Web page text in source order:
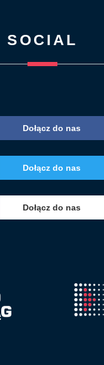
SOCIAL
Dołącz do nas
Dołącz do nas
Dołącz do nas